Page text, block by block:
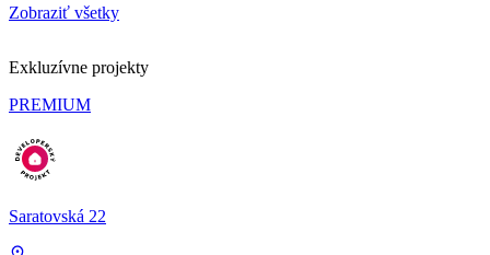
Zobraziť všetky
Exkluzívne projekty
PREMIUM
Saratovská 22